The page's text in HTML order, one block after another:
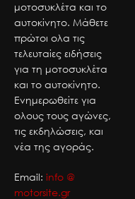
μοτοσυκλέτα και το
αυτοκίνητο. Μάθετε
πρώτοι ολα τις
τελευταίες ειδήσεις
για τη μοτοσυκλέτα
και το αυτοκίνητο.
Ενημερωθείτε για
ολους τους αγώνες,
τις εκδηλώσεις, και
νέα της αγοράς.
Email: info @
motorsite.gr